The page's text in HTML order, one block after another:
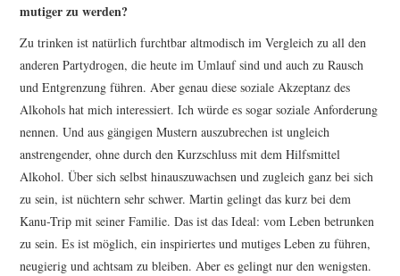
mutiger zu werden?
Zu trinken ist natürlich furchtbar altmodisch im Vergleich zu all den
anderen Partydrogen, die heute im Umlauf sind und auch zu Rausch
und Entgrenzung führen. Aber genau diese soziale Akzeptanz des
Alkohols hat mich interessiert. Ich würde es sogar soziale Anforderung
nennen. Und aus gängigen Mustern auszubrechen ist ungleich
anstrengender, ohne durch den Kurzschluss mit dem Hilfsmittel
Alkohol. Über sich selbst hinauszuwachsen und zugleich ganz bei sich
zu sein, ist nüchtern sehr schwer. Martin gelingt das kurz bei dem
Kanu-Trip mit seiner Familie. Das ist das Ideal: vom Leben betrunken
zu sein. Es ist möglich, ein inspiriertes und mutiges Leben zu führen,
neugierig und achtsam zu bleiben. Aber es gelingt nur den wenigsten.